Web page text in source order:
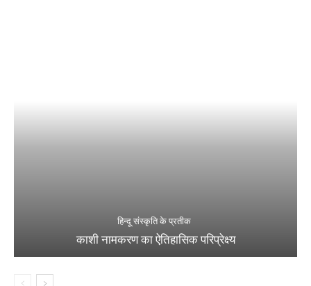
हिन्दू संस्कृति के प्रतीक
काशी नामकरण का ऐतिहासिक परिप्रेक्ष्य